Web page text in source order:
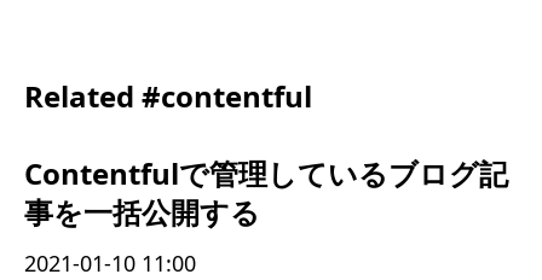
Related #contentful
Contentfulで管理しているブログ記
事を一括公開する
2021-01-10 11:00